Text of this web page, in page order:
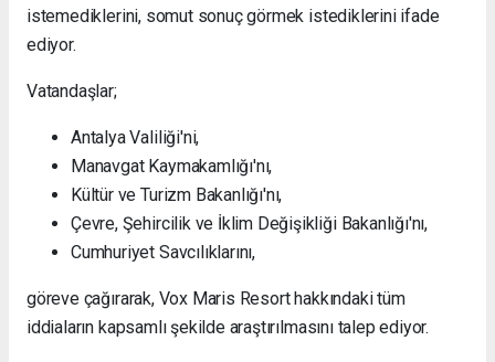
istemediklerini, somut sonuç görmek istediklerini ifade
ediyor.
Vatandaşlar;
Antalya Valiliği'ni,
Manavgat Kaymakamlığı'nı,
Kültür ve Turizm Bakanlığı'nı,
Çevre, Şehircilik ve İklim Değişikliği Bakanlığı'nı,
Cumhuriyet Savcılıklarını,
göreve çağırarak, Vox Maris Resort hakkındaki tüm
iddiaların kapsamlı şekilde araştırılmasını talep ediyor.